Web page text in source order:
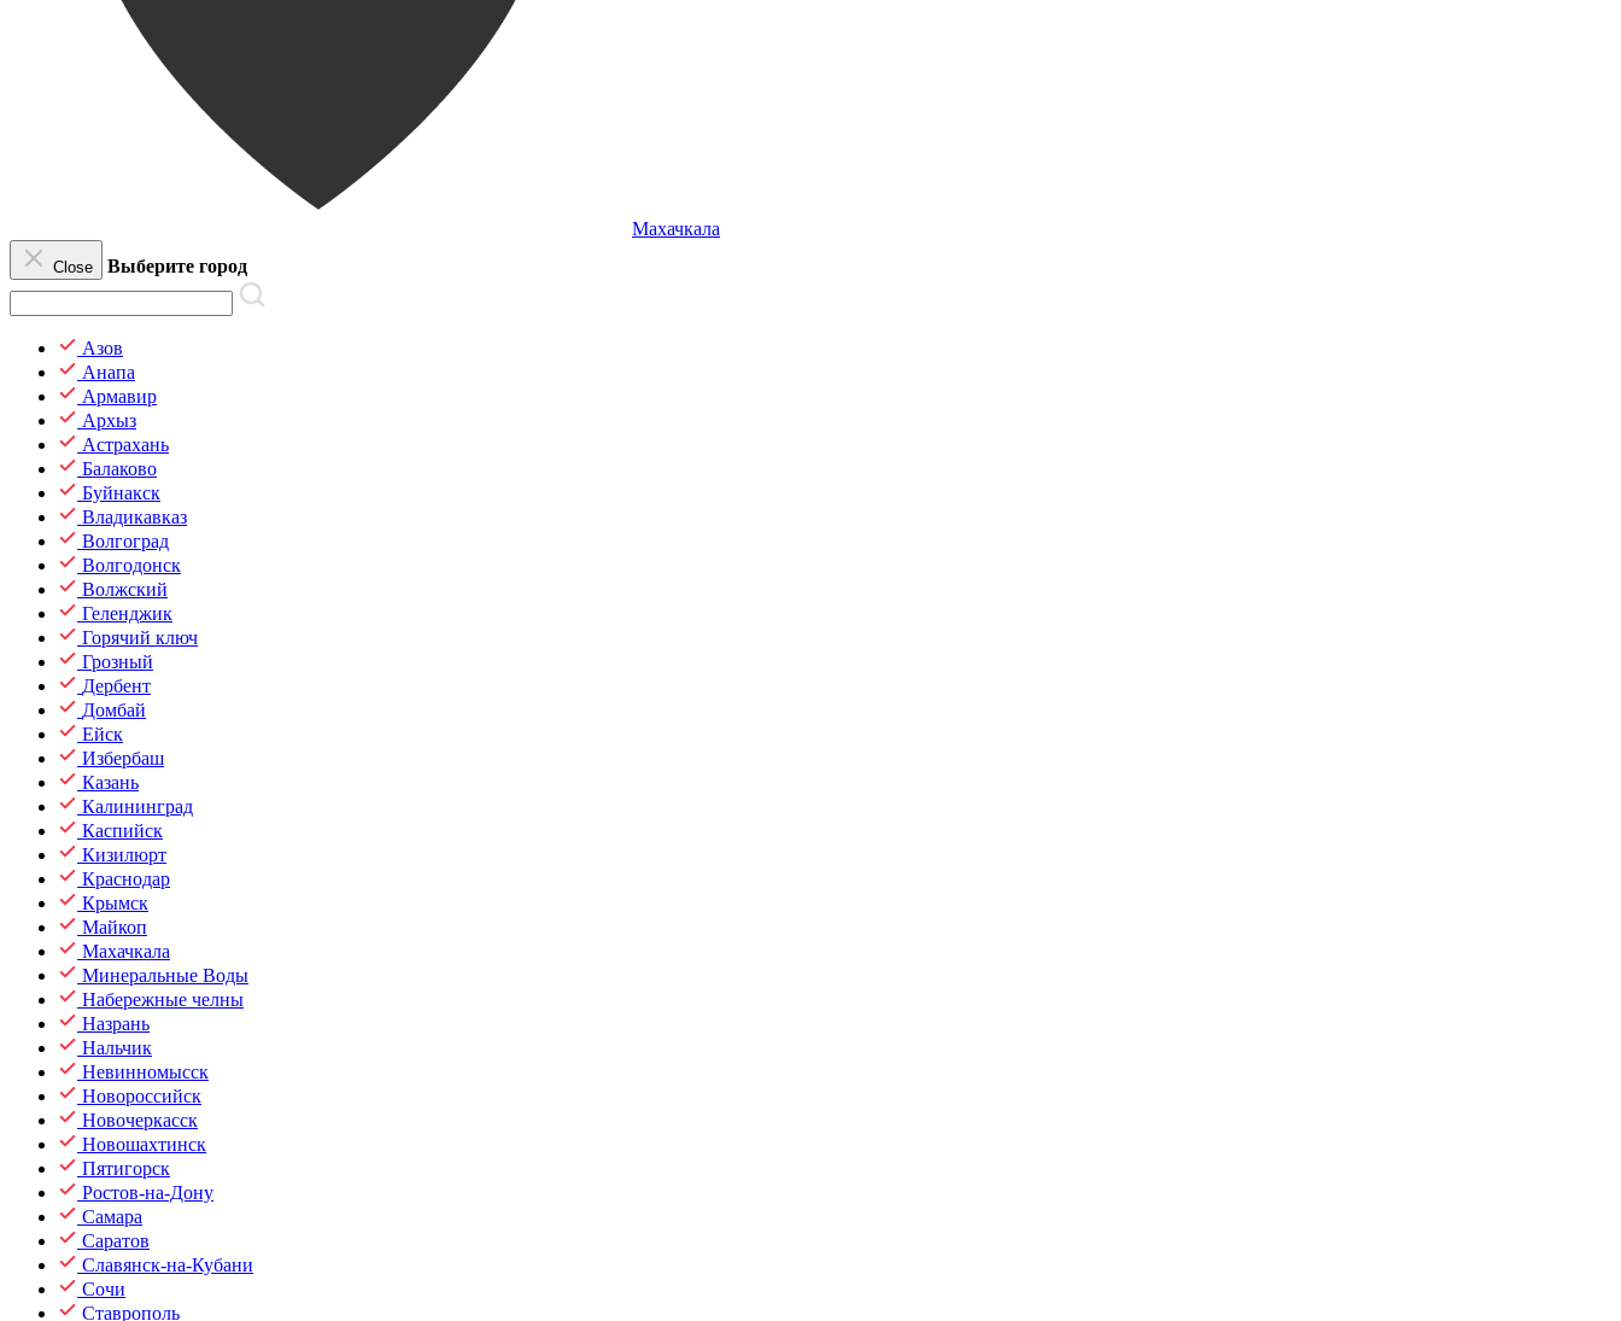
Махачкала
Close Выберите город
Азов
Анапа
Армавир
Архыз
Астрахань
Балаково
Буйнакск
Владикавказ
Волгоград
Волгодонск
Волжский
Геленджик
Горячий ключ
Грозный
Дербент
Домбай
Ейск
Избербаш
Казань
Калининград
Каспийск
Кизилюрт
Краснодар
Крымск
Майкоп
Махачкала
Минеральные Воды
Набережные челны
Назрань
Нальчик
Невинномысск
Новороссийск
Новочеркасск
Новошахтинск
Пятигорск
Ростов-на-Дону
Самара
Саратов
Славянск-на-Кубани
Сочи
Ставрополь